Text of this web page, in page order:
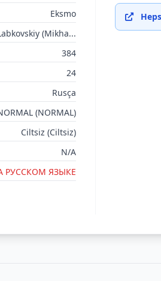
Eksmo
(Mikha...
384
24
Rusça
(NORMAL)
Ciltsiz (Ciltsiz)
N/A
РУССКОМ ЯЗЫКЕ